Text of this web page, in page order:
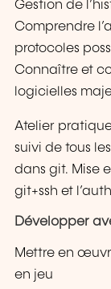
Gestion de
Comprendre
protocoles
Connaître et
logicielles
Atelier
suivi de tous
dans git. Mise
git+ssh et
Développer
Mettre en
en jeu